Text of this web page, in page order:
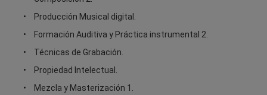
Producción Musical digital.
Formación Auditiva y Práctica instrumental 2.
Técnicas de Grabación.
Propiedad Intelectual.
Mezcla y Masterización 1.